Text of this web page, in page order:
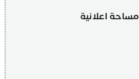
مساحة اعلانية